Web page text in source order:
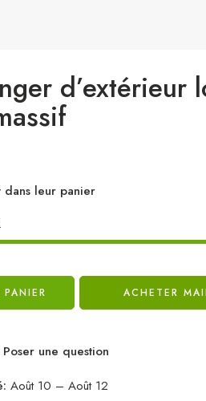
d’extérieur
dans leur panier
ACHETER
Poser une question
Août 10 – Août 12